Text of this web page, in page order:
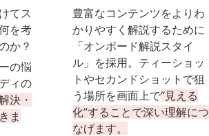
てス
を考
か？
の悩
ィの
決・
ま
豊富なコンテンツをよりわ
かりやすく解説するために
「オンボード解説スタイ
ル」を採用。ティーショッ
トやセカンドショットで狙
う場所を画面上で“見える
化”することで深い理解につ
なげます。